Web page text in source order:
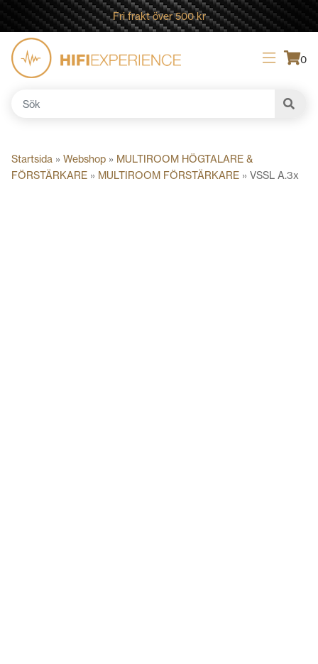
Fri frakt över 500 kr
0
Startsida » Webshop » MULTIROOM HÖGTALARE &
FÖRSTÄRKARE » MULTIROOM FÖRSTÄRKARE » VSSL A.3x